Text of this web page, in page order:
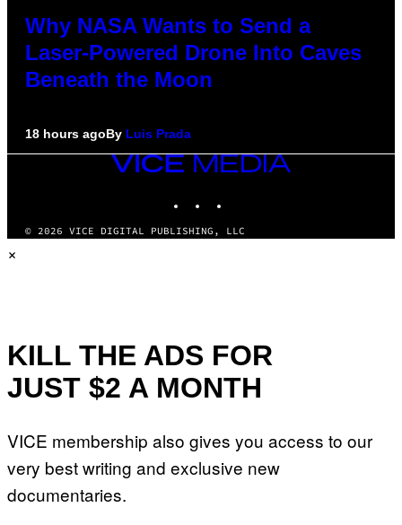
Why NASA Wants to Send a
Laser-Powered Drone Into Caves
Beneath the Moon
18 hours agoBy Luis Prada
VICE
MEDIA
© 2026 VICE DIGITAL PUBLISHING, LLC
×
KILL THE ADS FOR
JUST $2 A MONTH
VICE membership also gives you access to our
very best writing and exclusive new
documentaries.